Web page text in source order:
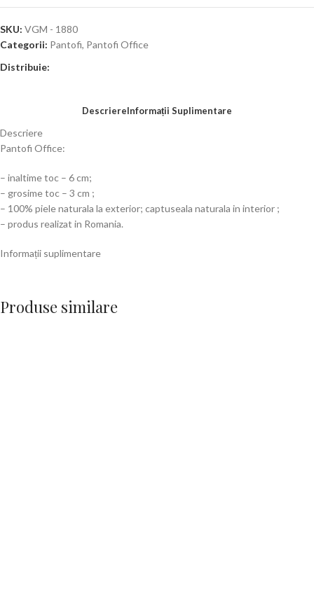
SKU: VGM - 1880
Categorii: Pantofi, Pantofi Office
Distribuie:
DescriereInformații Suplimentare
Descriere
Pantofi Office:
– inaltime toc – 6 cm;
– grosime toc – 3 cm ;
– 100% piele naturala la exterior; captuseala naturala in interior ;
– produs realizat in Romania.
Informații suplimentare
Produse similare